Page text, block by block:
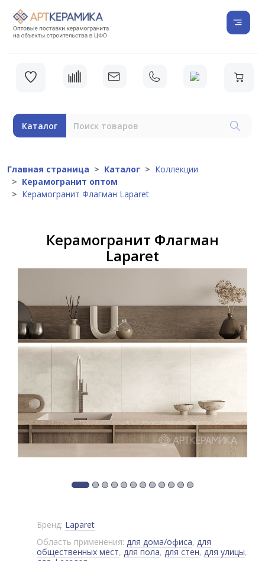
Каталог
Главная страница Каталог
Коллекции
Керамогранит оптом
Керамогранит Флагман Laparet
Керамогранит Флагман
Laparet
Бренд: Laparet
Область применения: для дома/офиса, для
общественных мест, для пола, для стен, для улицы,